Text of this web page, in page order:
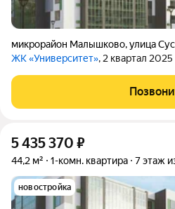
микрорайон Малышково,улица
ЖК «Университет», 2 квартал 2025
5 435 370 ₽
44,2 м² 1-комн. квартира 7 этаж
новостройка